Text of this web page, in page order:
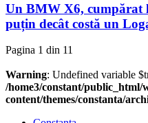
Un BMW X6, cumpărat
puțin decât costă un
Pagina 1 din 11
Warning: Undefined variable
/home3/constant/public_html/
content/themes/constanta/